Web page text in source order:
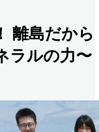
離島だから
ラルの力〜